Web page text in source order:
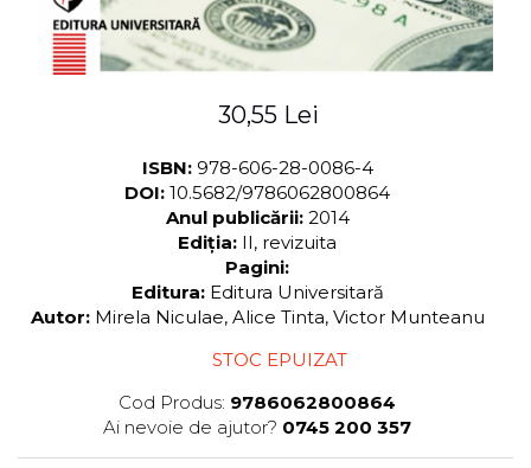
30,55 Lei
ISBN: 978-606-28-0086-4
DOI: 10.5682/9786062800864
Anul publicării: 2014
Ediția: II, revizuita
Pagini:
Editura: Editura Universitară
Autor: Mirela Niculae, Alice Tinta, Victor Munteanu
STOC EPUIZAT
Cod Produs: 9786062800864
Ai nevoie de ajutor? 0745 200 357